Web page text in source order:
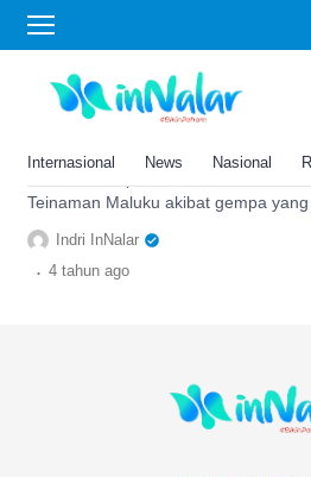
Internasional News Nasional
Tanimbar
Heboh! Pulau Baru Tiba-Tiba
Muncul Usai Gempa Maluku,
Teinaman Maluku akibat gempa yang
melanda, membuat warga panik dan
melakukan hal ini. Berikut
Indri InNalar
. 4 tahun ago